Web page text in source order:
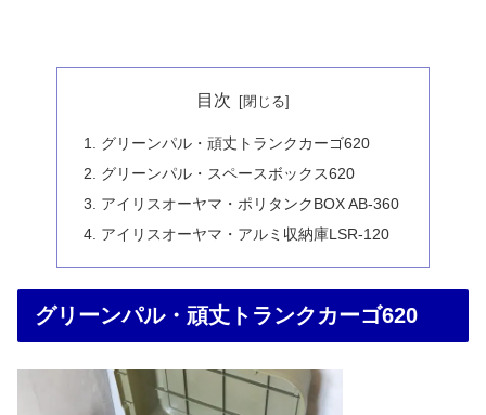
目次
グリーンパル・頑丈トランクカーゴ620
グリーンパル・スペースボックス620
アイリスオーヤマ・ポリタンクBOX AB-360
アイリスオーヤマ・アルミ収納庫LSR-120
グリーンパル・頑丈トランクカーゴ620